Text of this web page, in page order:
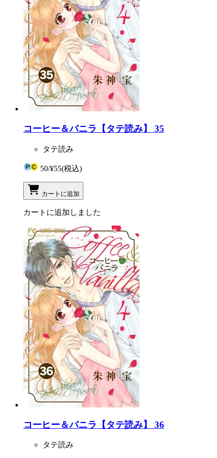
コーヒー＆バニラ【タテ読み】 35
タテ読み
50/¥55(税込)
カートに追加
カートに追加しました
コーヒー＆バニラ【タテ読み】 36
タテ読み